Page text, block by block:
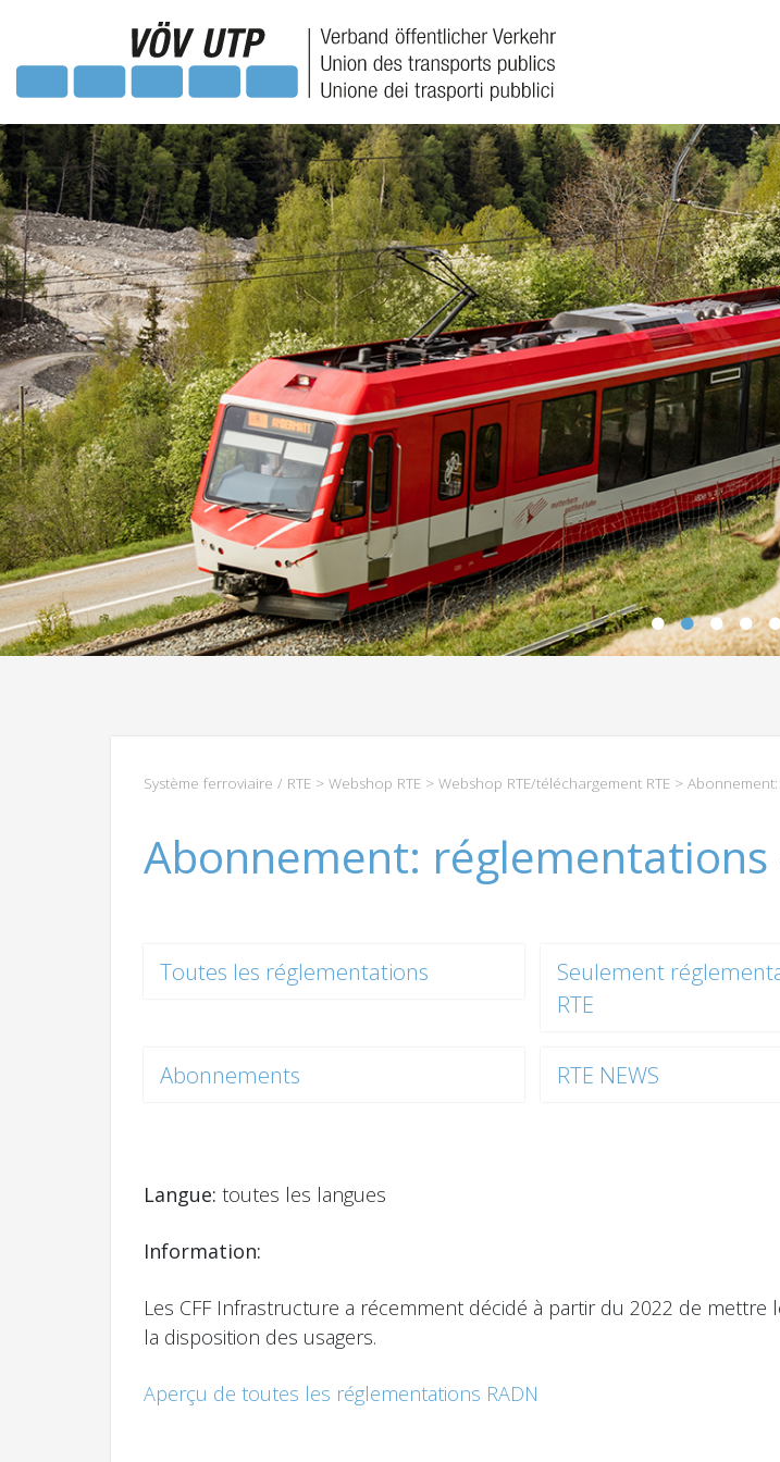
Système ferroviaire / RTE > Webshop RTE > Webshop RTE/téléchargement RTE >
Abonnement: réglementations
Toutes les réglementations
Seulement
RTE
Abonnements RTE NEWS
Langue: toutes les langues
Information:
Les CFF Infrastructure a récemment décidé à partir du 2022 de
la disposition des usagers.
Aperçu de toutes les réglementations RADN